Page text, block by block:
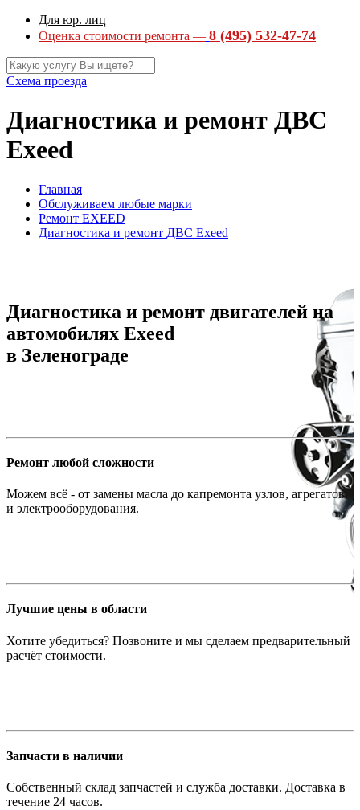
Для юр. лиц
Оценка стоимости ремонта — 8 (495) 532-47-74
Схема проезда
Диагностика и ремонт ДВС
Exeed
Главная
Обслуживаем любые марки
Ремонт EXEED
Диагностика и ремонт ДВС Exeed
Диагностика и ремонт двигателей на
автомобилях Exeed
в Зеленограде
Ремонт любой сложности
Можем всё - от замены масла до капремонта узлов, агрегатов
и электрооборудования.
Лучшие цены в области
Хотите убедиться? Позвоните и мы сделаем предварительный
расчёт стоимости.
Запчасти в наличии
Собственный склад запчастей и служба доставки. Доставка в
течение 24 часов.